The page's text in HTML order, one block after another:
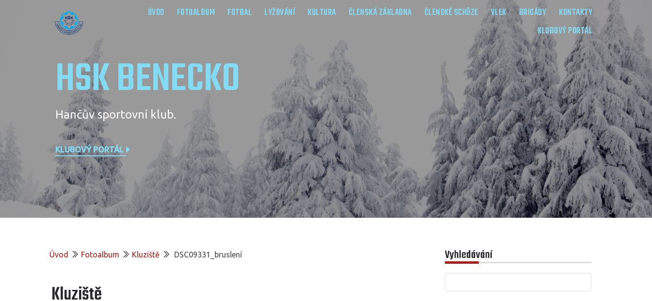
ÚVOD FOTOALBUM FOTBAL LYŽOVÁNÍ KULTURA ČLENSKÁ ZÁKLADNA ČLENSKÉ SCHŮZE VLEK BRIGÁDY
KONTAKTY
KLUBOVÝ PORTÁL
HSK BENECKO
Hančův sportovní klub.
KLUBOVÝ PORTÁL
Úvod Fotoalbum Kluziště DSC09331_bruslení
Kluziště
Vyhledávání